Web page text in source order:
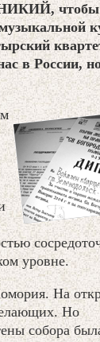
чтобы
в России,
уровне.
На
Но
собора